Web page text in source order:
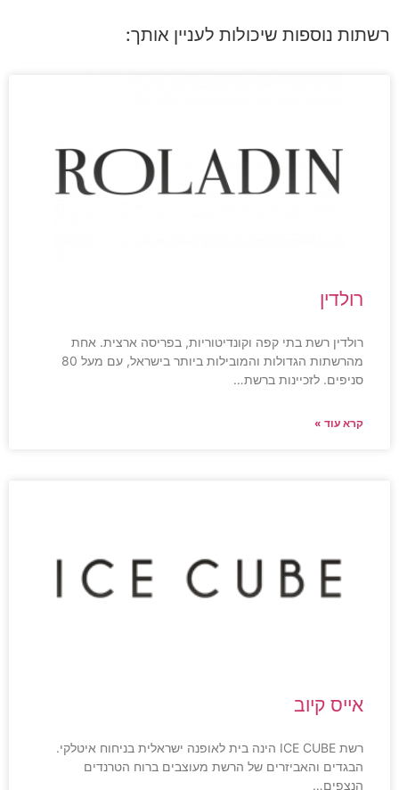
רשתות נוספות שיכולות לעניין אותך:
רולדין
רולדין רשת בתי קפה וקונדיטוריות, בפריסה ארצית. אחת
מהרשתות הגדולות והמובילות ביותר בישראל, עם מעל 80
סניפים. לזכיינות ברשת…
קרא עוד »
אייס קיוב
רשת ICE CUBE הינה בית לאופנה ישראלית בניחוח איטלקי.
הבגדים והאביזרים של הרשת מעוצבים ברוח הטרנדים
הנצפים…